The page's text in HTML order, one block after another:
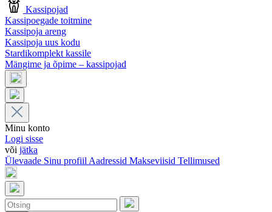
Kassipojad
Kassipoegade toitmine
Kassipoja areng
Kassipoja uus kodu
Stardikomplekt kassile
Mängime ja õpime – kassipojad
Minu konto
Logi sisse
või jätka
Ülevaade Sinu profiil Aadressid Makseviisid Tellimused